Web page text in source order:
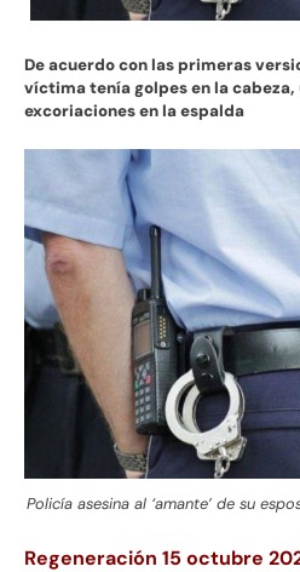
De acuerdo con las primeras
víctima tenía golpes en la cabeza,
excoriaciones en la espalda
Policía asesina al ‘amante’ de su
Regeneración 15 octubre